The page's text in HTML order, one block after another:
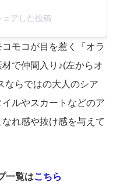
アした投稿
モコが目を惹く「オラ
で仲間入り♪(左からオ
ならではの大人のシア
ルやスカートなどのア
れ感や抜け感を与えて
一覧はこちら